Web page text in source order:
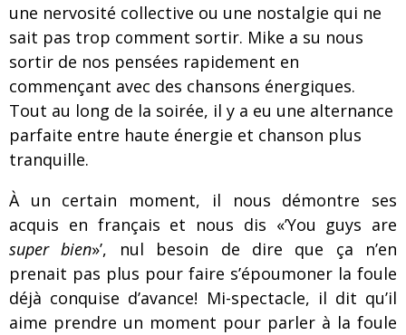
une nervosité collective ou une nostalgie qui ne
sait pas trop comment sortir. Mike a su nous
sortir de nos pensées rapidement en
commençant avec des chansons énergiques.
Tout au long de la soirée, il y a eu une alternance
parfaite entre haute énergie et chanson plus
tranquille.
À un certain moment, il nous démontre ses
acquis en français et nous dis «’You guys are
super bien»’, nul besoin de dire que ça n’en
prenait pas plus pour faire s’époumoner la foule
déjà conquise d’avance! Mi-spectacle, il dit qu’il
aime prendre un moment pour parler à la foule